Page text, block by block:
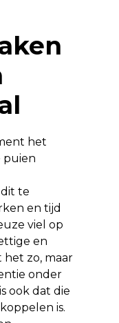
het
puien
te
en tijd
viel op
en
het zo, maar
onder
ook dat die
is.